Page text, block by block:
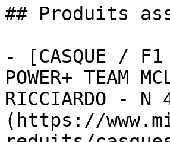
## Produits
- [CASQUE / F1
POWER+ TEAM
RICCIARDO - N
(https://